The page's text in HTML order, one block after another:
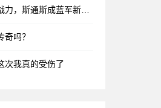
斯通斯成蓝军新目标？
吗？
次我真的受伤了